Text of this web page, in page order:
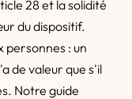
28 et la solidité
du dispositif.
personnes : un
de valeur que s'il
Notre guide